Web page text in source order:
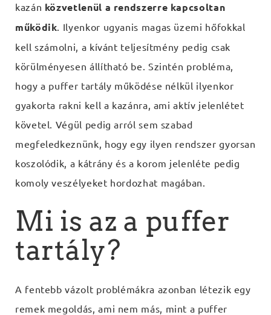
kazán közvetlenül a rendszerre kapcsoltan
működik. Ilyenkor ugyanis magas üzemi hőfokkal
kell számolni, a kívánt teljesítmény pedig csak
körülményesen állítható be. Szintén probléma,
hogy a puffer tartály működése nélkül ilyenkor
gyakorta rakni kell a kazánra, ami aktív jelenlétet
követel. Végül pedig arról sem szabad
megfeledkeznünk, hogy egy ilyen rendszer gyorsan
koszolódik, a kátrány és a korom jelenléte pedig
komoly veszélyeket hordozhat magában.
Mi is az a puffer
tartály?
A fentebb vázolt problémákra azonban létezik egy
remek megoldás, ami nem más, mint a puffer